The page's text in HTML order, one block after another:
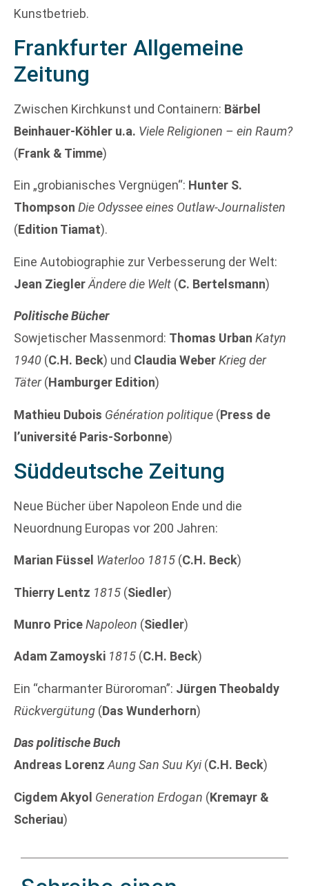
Kunstbetrieb.
Frankfurter Allgemeine
Zeitung
Zwischen Kirchkunst und Containern: Bärbel
Beinhauer-Köhler u.a. Viele Religionen – ein Raum?
(Frank & Timme)
Ein „grobianisches Vergnügen“: Hunter S.
Thompson Die Odyssee eines Outlaw-Journalisten
(Edition Tiamat).
Eine Autobiographie zur Verbesserung der Welt:
Jean ZieglerÄndere die Welt (C. Bertelsmann)
Politische Bücher
Sowjetischer Massenmord: Thomas Urban Katyn
1940 (C.H. Beck) und Claudia WeberKrieg der
Täter(Hamburger Edition)
Mathieu Dubois Génération politique (Press de
l’université Paris-Sorbonne)
Süddeutsche Zeitung
Neue Bücher über Napoleon Ende und die
Neuordnung Europas vor 200 Jahren:
Marian Füssel Waterloo 1815 (C.H. Beck)
Thierry Lentz 1815 (Siedler)
Munro PriceNapoleon (Siedler)
Adam Zamoyski 1815 (C.H. Beck)
Ein “charmanter Büroroman”: Jürgen Theobaldy
Rückvergütung (Das Wunderhorn)
Das politische Buch
Andreas Lorenz Aung San Suu Kyi(C.H. Beck)
Cigdem Akyol Generation Erdogan (Kremayr &
Scheriau)